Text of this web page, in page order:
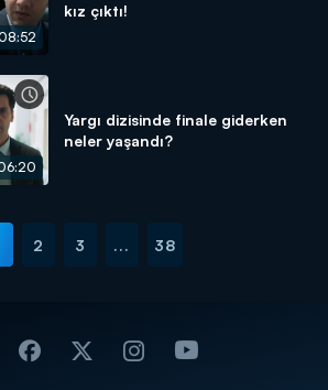
kız çıktı!
Yargı dizisinde finale giderken
neler yaşandı?
2 3 ... 38